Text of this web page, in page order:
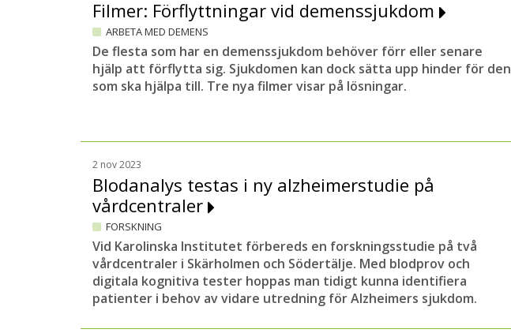
Filmer: Förflyttningar vid demenssjukdom
ARBETA MED DEMENS
De flesta som har en demenssjukdom behöver förr eller senare
hjälp att förflytta sig. Sjukdomen kan dock sätta upp hinder för den
som ska hjälpa till. Tre nya filmer visar på lösningar.
2 nov 2023
Blodanalys testas i ny alzheimerstudie på
vårdcentraler
FORSKNING
Vid Karolinska Institutet förbereds en forskningsstudie på två
vårdcentraler i Skärholmen och Södertälje. Med blodprov och
digitala kognitiva tester hoppas man tidigt kunna identifiera
patienter i behov av vidare utredning för Alzheimers sjukdom.